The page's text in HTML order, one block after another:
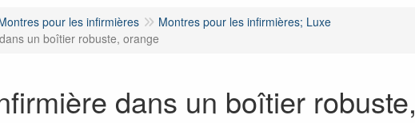
pour les infirmières
Montres pour les infirmières; Luxe
un boîtier robuste, orange
dans un boîtier robuste,